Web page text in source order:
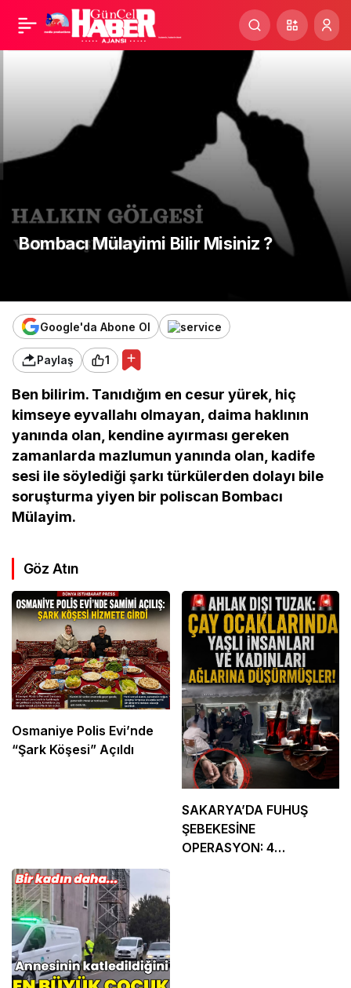
Bombacı Mülayimi Bilir Misiniz ?
Google'da Abone Ol
Paylaş 1
Ben bilirim. Tanıdığım en cesur yürek, hiç
kimseye eyvallahı olmayan, daima haklının
yanında olan, kendine ayırması gereken
zamanlarda mazlumun yanında olan, kadife
sesi ile söylediği şarkı türkülerden dolayı bile
soruşturma yiyen bir poliscan Bombacı
Mülayim.
Göz Atın
Osmaniye Polis Evi’nde
“Şark Köşesi” Açıldı
SAKARYA’DA FUHUŞ
ŞEBEKESİNE
OPERASYON: 4
Kesin karar: Zam Paylaş